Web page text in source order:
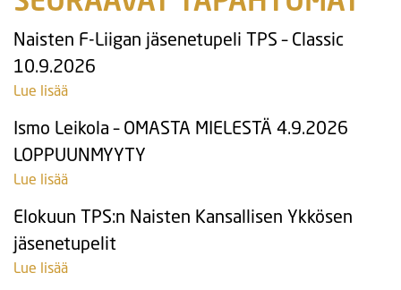
Naisten F-Liigan jäsenetupeli TPS – Classic
10.9.2026
Lue lisää
Ismo Leikola – OMASTA MIELESTÄ 4.9.2026
LOPPUUNMYYTY
Lue lisää
Elokuun TPS:n Naisten Kansallisen Ykkösen
jäsenetupelit
Lue lisää